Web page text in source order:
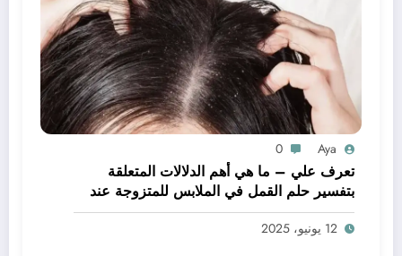
Aya
0
تعرف علي – ما هي أهم الدلالات المتعلقة
بتفسير حلم القمل في الملابس للمتزوجة عند
ابن سيرين؟ – بالتفصيل
12 يونيو، 2025